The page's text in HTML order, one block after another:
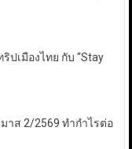
ปเมืองไทย กับ “Stay
าส 2/2569 ทำกำไรต่อ